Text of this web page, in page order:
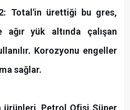
Total'in ürettiği bu gres,
ağır yük altında çalışan
Korozyonu engeller
sağlar.
ürünleri, Petrol Ofisi Süper